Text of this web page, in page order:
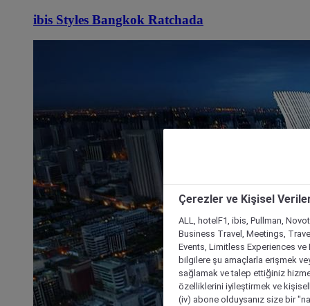
ibis Styles Bangkok Ratchada
Çerezler ve Kişisel
ALL, hotelF1, ibis, Pullman,
Business Travel, Meetings,
Events, Limitless Experiences
bilgilere şu amaçlarla erişmek
sağlamak ve talep ettiğiniz
özelliklerini iyileştirmek ve
(iv) abone olduysanız size bir